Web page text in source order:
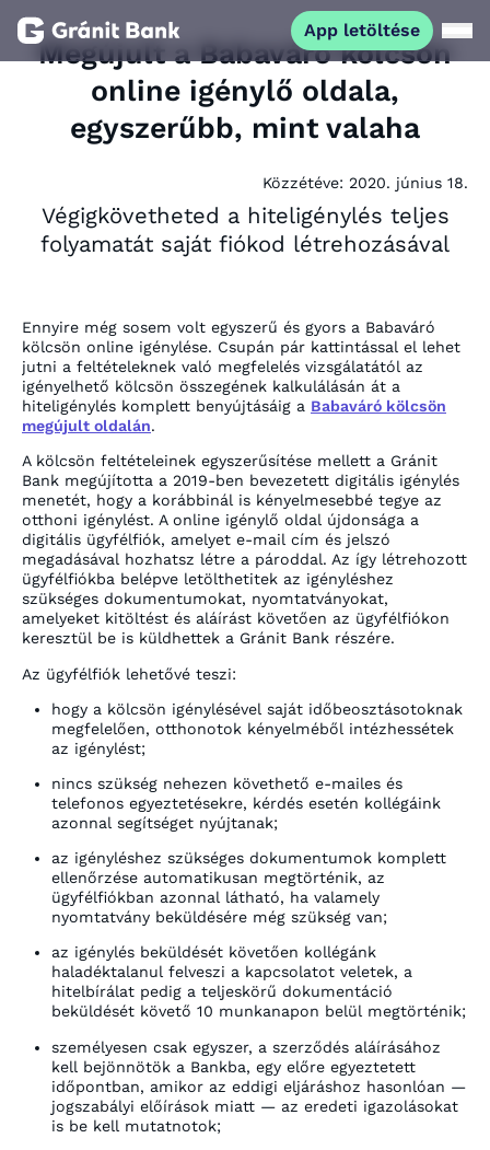
App letöltése
Magánszemélyeknek
Fiataloknak
Kapcsolat
Netbank
Megújult a Babaváró kölcsön
online igénylő oldala,
egyszerűbb, mint valaha
Közzétéve: 2020. június 18.
Végigkövetheted a hiteligénylés teljes
folyamatát saját fiókod létrehozásával
Ennyire még sosem volt egyszerű és gyors a Babaváró
kölcsön online igénylése. Csupán pár kattintással el lehet
jutni a feltételeknek való megfelelés vizsgálatától az
igényelhető kölcsön összegének kalkulálásán át a
hiteligénylés komplett benyújtásáig a Babaváró kölcsön
megújult oldalán.
A kölcsön feltételeinek egyszerűsítése mellett a Gránit
Bank megújította a 2019-ben bevezetett digitális igénylés
menetét, hogy a korábbinál is kényelmesebbé tegye az
otthoni igénylést. A online igénylő oldal újdonsága a
digitális ügyfélfiók, amelyet e-mail cím és jelszó
megadásával hozhatsz létre a pároddal. Az így létrehozott
ügyfélfiókba belépve letölthetitek az igényléshez
szükséges dokumentumokat, nyomtatványokat,
amelyeket kitöltést és aláírást követően az ügyfélfiókon
keresztül be is küldhettek a Gránit Bank részére.
Az ügyfélfiók lehetővé teszi:
hogy a kölcsön igénylésével saját időbeosztásotoknak
megfelelően, otthonotok kényelméből intézhessétek
az igénylést;
nincs szükség nehezen követhető e-mailes és
telefonos egyeztetésekre, kérdés esetén kollégáink
azonnal segítséget nyújtanak;
az igényléshez szükséges dokumentumok komplett
ellenőrzése automatikusan megtörténik, az
ügyfélfiókban azonnal látható, ha valamely
nyomtatvány beküldésére még szükség van;
az igénylés beküldését követően kollégánk
haladéktalanul felveszi a kapcsolatot veletek, a
hitelbírálat pedig a teljeskörű dokumentáció
beküldését követő 10 munkanapon belül megtörténik;
személyesen csak egyszer, a szerződés aláírásához
kell bejönnötök a Bankba, egy előre egyeztetett
időpontban, amikor az eddigi eljáráshoz hasonlóan —
jogszabályi előírások miatt — az eredeti igazolásokat
is be kell mutatnotok;